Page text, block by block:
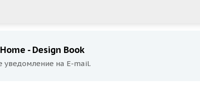
- Design Book
уведомление на E-mail.